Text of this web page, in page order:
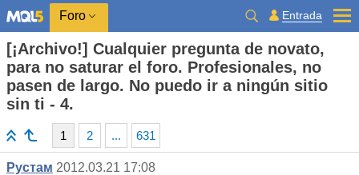
Foro Entrada
[¡Archivo!] Cualquier pregunta de novato,
para no saturar el foro. Profesionales, no
pasen de largo. No puedo ir a ningún sitio
sin ti - 4.
1 2 ... 631
Рустам 2012.03.21 17:08